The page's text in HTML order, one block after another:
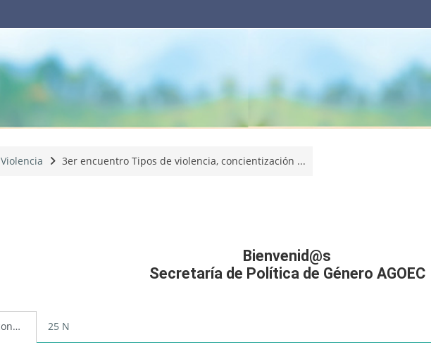
Violencia 3er encuentro Tipos de violencia, concientización ...
Bienvenid@s
Secretaría de Política de Género AGOEC
3er encuentro Tipos de violencia, concientización y Prevención 25 N